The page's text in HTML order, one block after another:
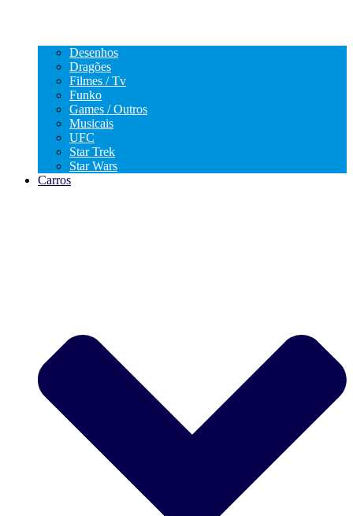
Desenhos
Dragões
Filmes / Tv
Funko
Games / Outros
Musicais
UFC
Star Trek
Star Wars
Carros